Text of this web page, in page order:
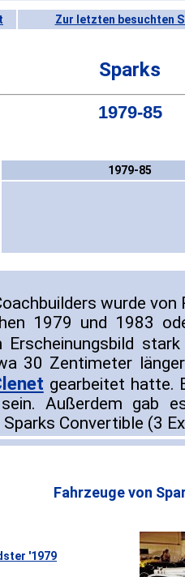
Zur letzten besuchten
Sparks
1979-85
1979-85
wurde
1979 und 1983
Erscheinungsbild
30 Zentimeter
gearbeitet hatte.
Außerdem gab
Convertible (3
Fahrzeuge von
'1979